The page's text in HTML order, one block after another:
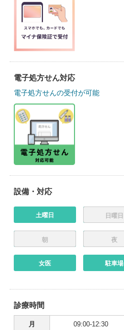
電子処方せん対応
電子処方せんの受付が可能
設備・対応
土曜日 日曜日
朝 夜
女医 駐車場
診療時間
月 09:00-12:30